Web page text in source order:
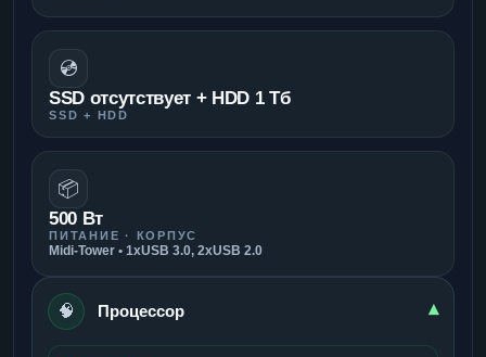
💿
SSD отсутствует + HDD 1 Тб
SSD + HDD
📦
500 Вт
ПИТАНИЕ · КОРПУС
Midi-Tower • 1xUSB 3.0, 2xUSB 2.0
🧠 Процессор ▾